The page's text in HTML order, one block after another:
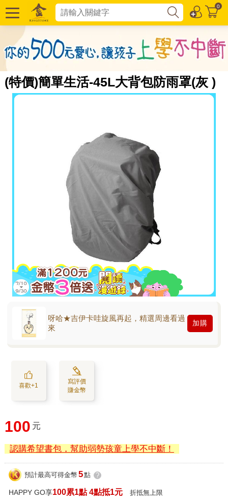
0
(特價)簡單生活-45L大背包防雨罩(灰 )
呀哈★吉伊卡哇旋風再起，精選周邊看過
來
加購
喜歡+1
寫評價
賺金幣
100 元
認購希望書包，幫助弱勢孩童上學不中斷！
預計最高可得金幣 5點 ?
HAPPY GO享100累1點 4點抵1元 折抵無上限